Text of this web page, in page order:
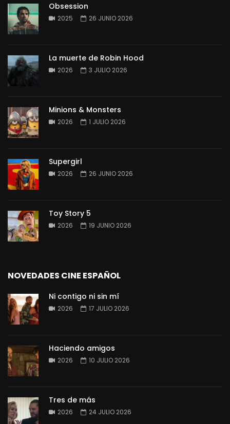
Obsession
2025 26 JUNIO 2026
La muerte de Robin Hood
2026 3 JULIO 2026
Minions & Monsters
2026 1 JULIO 2026
Supergirl
2026 26 JUNIO 2026
Toy Story 5
2026 19 JUNIO 2026
NOVEDADES CINE ESPAÑOL
Ni contigo ni sin mí
2026 17 JULIO 2026
Haciendo amigos
2026 10 JULIO 2026
Tres de más
2026 24 JULIO 2026